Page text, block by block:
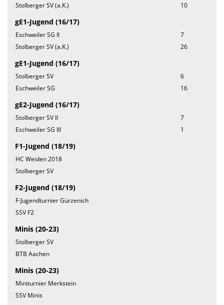
Stolberger SV (a.K.)
10
gE1-Jugend (16/17)
Eschweiler SG II
7
Stolberger SV (a.K.)
26
gE1-Jugend (16/17)
Stolberger SV
6
Eschweiler SG
16
gE2-Jugend (16/17)
Stolberger SV II
7
Eschweiler SG III
1
F1-Jugend (18/19)
HC Weiden 2018
Stolberger SV
F2-Jugend (18/19)
F-Jugendturnier Gürzenich
SSV F2
Minis (20-23)
Stolberger SV
BTB Aachen
Minis (20-23)
Miniturnier Merkstein
SSV Minis